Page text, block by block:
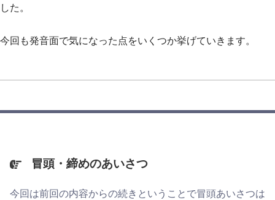
した。
今回も発音面で気になった点をいくつか挙げていきます。
冒頭・締めのあいさつ
今回は前回の内容からの続きということで冒頭あいさつは